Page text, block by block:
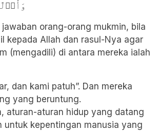
orang-orang mukmin, bila
kepada Allah dan rasul-Nya agar
(mengadili) di antara mereka ialah
dan kami patuh”. Dan mereka
yang beruntung.
aturan-aturan hidup yang datang
untuk kepentingan manusia yang